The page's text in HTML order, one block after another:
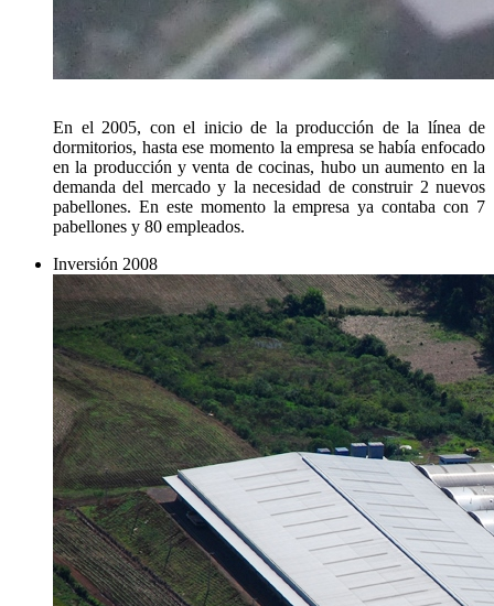
En el 2005, con el inicio de la producción de la línea de
dormitorios, hasta ese momento la empresa se había enfocado
en la producción y venta de cocinas, hubo un aumento en la
demanda del mercado y la necesidad de construir 2 nuevos
pabellones. En este momento la empresa ya contaba con 7
pabellones y 80 empleados.
Inversión 2008